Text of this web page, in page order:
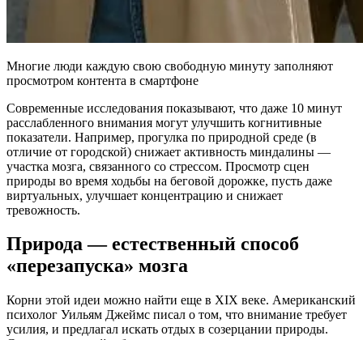
Многие люди каждую свою свободную минуту заполняют
просмотром контента в смартфоне
Современные исследования показывают, что даже 10 минут
расслабленного внимания могут улучшить когнитивные
показатели. Например, прогулка по природной среде (в
отличие от городской) снижает активность миндалины —
участка мозга, связанного со стрессом. Просмотр сцен
природы во время ходьбы на беговой дорожке, пусть даже
виртуальных, улучшает концентрацию и снижает
тревожность.
Природа — естественный способ
«перезапуска» мозга
Корни этой идеи можно найти еще в XIX веке. Американский
психолог Уильям Джеймс писал о том, что внимание требует
усилия, и предлагал искать отдых в созерцании природы.